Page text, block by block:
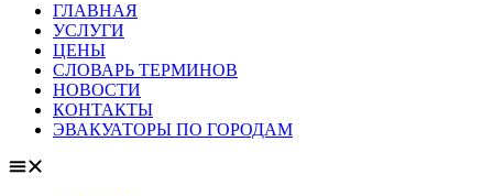
ГЛАВНАЯ
УСЛУГИ
ЦЕНЫ
СЛОВАРЬ ТЕРМИНОВ
НОВОСТИ
КОНТАКТЫ
ЭВАКУАТОРЫ ПО ГОРОДАМ